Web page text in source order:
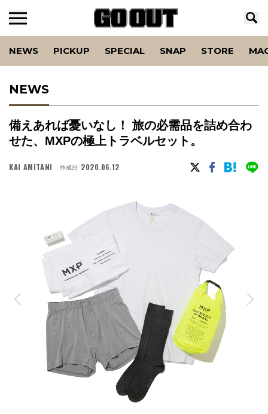
NEWS PICKUP SPECIAL SNAP STORE
NEWS
備えあれば憂いなし！ 旅の必需品を詰め合わ
せた、MXPの極上トラベルセット。
KAI AMITANI 作成日 2020.06.12